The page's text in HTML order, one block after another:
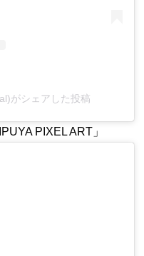
がシェアした投稿
PIXEL ART」